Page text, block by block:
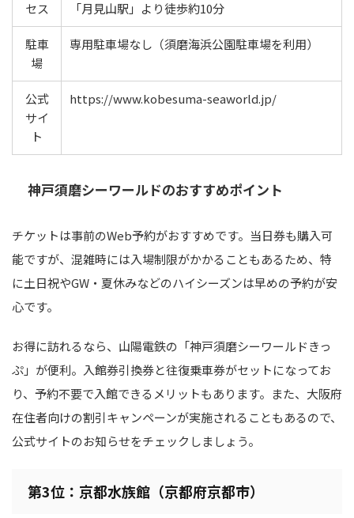
セス
「月見山駅」より徒歩約10分
駐車
場
専用駐車場なし（須磨海浜公園駐車場を利用）
公式
サイ
ト
https://www.kobesuma-seaworld.jp/
神戸須磨シーワールドのおすすめポイント
チケットは事前のWeb予約がおすすめです。当日券も購入可
能ですが、混雑時には入場制限がかかることもあるため、特
に土日祝やGW・夏休みなどのハイシーズンは早めの予約が安
心です。
お得に訪れるなら、山陽電鉄の「神戸須磨シーワールドきっ
ぷ」が便利。入館券引換券と往復乗車券がセットになってお
り、予約不要で入館できるメリットもあります。また、大阪府
在住者向けの割引キャンペーンが実施されることもあるので、
公式サイトのお知らせをチェックしましょう。
第3位：京都水族館（京都府京都市）